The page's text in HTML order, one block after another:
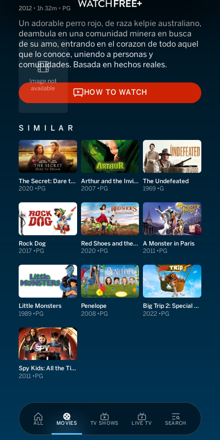
ALL MOVIES TV SHOWS LIVE TV SEARCH
2012 • 1h 32m • PG
Un adorable perro rojo, de raza kelpie australiano,
deambula en una comunidad minera en busca
de su amo, entrando en el corazon de todo aquel
que lo conoce, uniendo a personas y
comunidades. Basada en hechos reales.
HOW TO WATCH
HOW TO WATCH
SIMILAR
The Secret: Dare to Dream
2020 PG
Arthur and the Invisibles
2007 PG
The Undefeated
1969 G
Rock Dog
2017 PG
Red Shoes and the Seven Dwarfs
2020 PG
A Monster in Paris
2011 PG
Little Monsters
1989 PG
Penelope
2008 PG
Big Trip 2: Special Delivery
2022 PG
Spy Kids: All the Time in the World in 4D
2011 PG